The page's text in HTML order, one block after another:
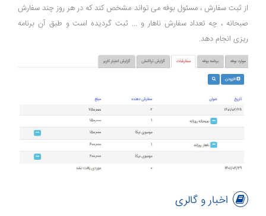
از ثبت سفارش ، مسئول بوفه می تواند مشخص کند که در هر روز چند سفارش
صبحانه ، چه تعداد سفارش ناهار و ... ثبت گردیده است و طبق آن برنامه
ریزی انجام دهد.
اخبار و گالری